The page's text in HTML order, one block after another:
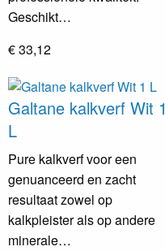
Geschikt…
€ 33,12
Galtane kalkverf Wit 1
L
Pure kalkverf voor een
genuanceerd en zacht
resultaat zowel op
kalkpleister als op andere
minerale…